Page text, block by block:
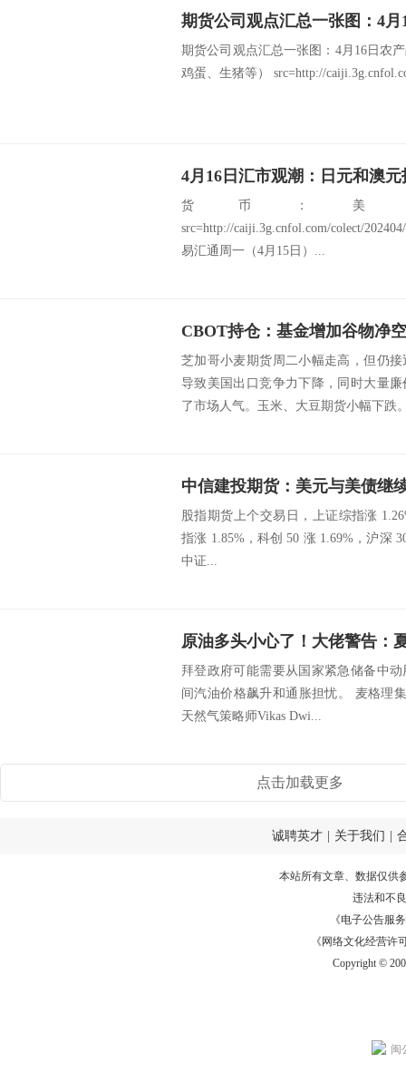
期货公司观点汇总一张图：4月16日农
鸡蛋、生猪等） src=http://
4月16日汇市观潮：日元和澳
货币：
src=http://caiji.3g.cnfol.com/colect/
易汇通周一（4月15日）...
CBOT持仓：基金增加谷物净
芝加哥小麦期货周二小幅走高，但仍
导致美国出口竞争力下降，同时大量
了市场人气。玉米、大豆期货小幅下跌
股指期货上个交易日，上证综指涨
指涨 1.85%，科创 50 涨 1.69%，沪深
中证...
拜登政府可能需要从国家紧急储备中
间汽油价格飙升和通胀担忧。 麦格理
天然气策略师Vikas Dwi...
点击加载更多
诚聘英才 关于我们
本站所有文章、数据仅供
违法和不
《电子公告服务
《网络文化经营许
Copyright ©
闽